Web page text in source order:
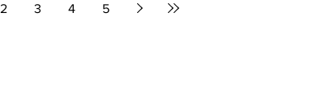
2 3 4 5